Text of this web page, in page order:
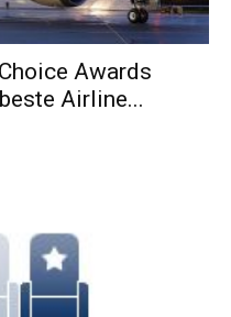
Awards
Airline...